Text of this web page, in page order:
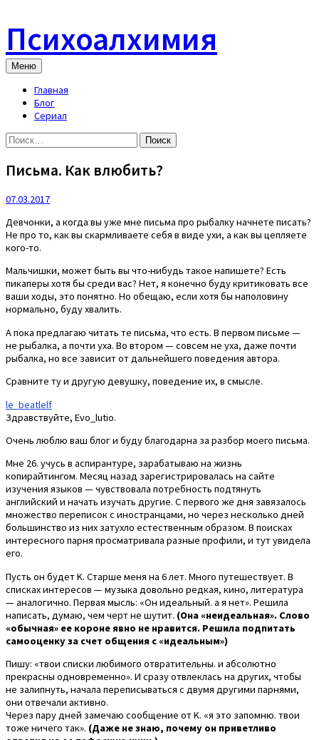
content
Психоалхимия
Меню
Главная
Блог
Сериал
Найти:
Письма. Как влюбить?
07.03.2017
Девчонки, а когда вы уже мне письма про рыбалку начнете писать?
Не про то, как вы скармливаете себя в виде ухи, а как вы цепляете
кого-то.
Мальчишки, может быть вы что-нибудь такое напишете? Есть
пикаперы хотя бы среди вас? Нет, я конечно буду критиковать все
ваши ходы, это понятно. Но обещаю, если хотя бы наполовину
нормально, буду хвалить.
А пока предлагаю читать те письма, что есть. В первом письме —
не рыбалка, а почти уха. Во втором — совсем не уха, даже почти
рыбалка, но все зависит от дальнейшего поведения автора.
Сравните ту и другую девушку, поведение их, в смысле.
le_beatlelf
Здравствуйте, Evo_lutio.
Очень люблю ваш блог и буду благодарна за разбор моего письма.
Мне 26. учусь в аспирантуре, зарабатываю на жизнь
копирайтингом. Месяц назад зарегистрировалась на сайте
изучения языков — чувствовала потребность подтянуть
английский и начать изучать другие. С первого же дня завязалось
множество переписок с иностранцами, но через несколько дней
большинство из них затухло естественным образом. В поисках
интересного парня просматривала разные профили, и тут увидела
его.
Пусть он будет K. Старше меня на 6 лет. Много путешествует. В
списках интересов — музыка довольно редкая, кино, литература
— аналогично. Первая мысль: «Он идеальный. а я нет». Решила
написать, думаю, чем черт не шутит. (Она «неидеальная». Слово
«обычная» ее короне явно не нравится. Решила подпитать
самооценку за счет общения с «идеальным»)
Пишу: «твои списки любимого отвратительны. и абсолютно
прекрасны одновременно». И сразу отвлеклась на других, чтобы
не залипнуть, начала переписываться с двумя другими парнями,
они отвечали активно.
Через пару дней замечаю сообщение от K. «я это запомню. твои
тоже ничего так». (Даже не знаю, почему он приветливо